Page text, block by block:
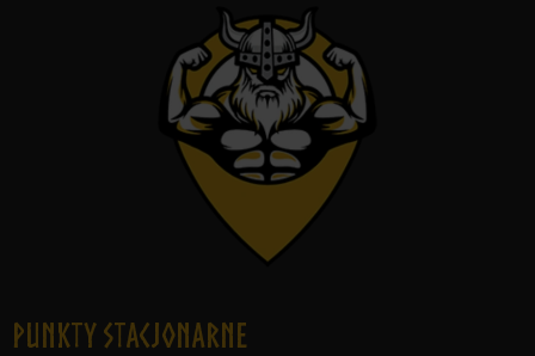
Punkty Stacjonarne